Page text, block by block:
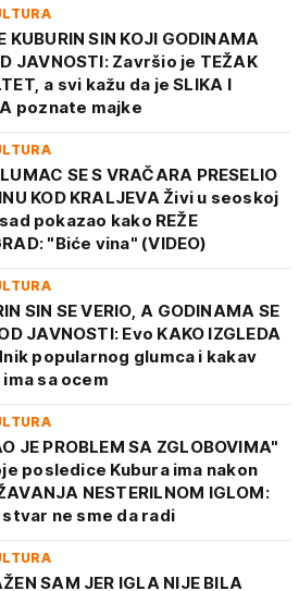
KUBURIN SIN KOJI GODINAMA
JAVNOSTI: Završio je TEŽAK
a svi kažu da je SLIKA I
poznate majke
SE S VRAČARA PRESELIO
KOD KRALJEVA Živi u seoskoj
pokazao kako REŽE
"Biće vina" (VIDEO)
SIN SE VERIO, A GODINAMA SE
JAVNOSTI: Evo KAKO IZGLEDA
popularnog glumca i kakav
sa ocem
JE PROBLEM SA ZGLOBOVIMA"
posledice Kubura ima nakon
NESTERILNOM IGLOM:
ne sme da radi
SAM JER IGLA NIJE BILA